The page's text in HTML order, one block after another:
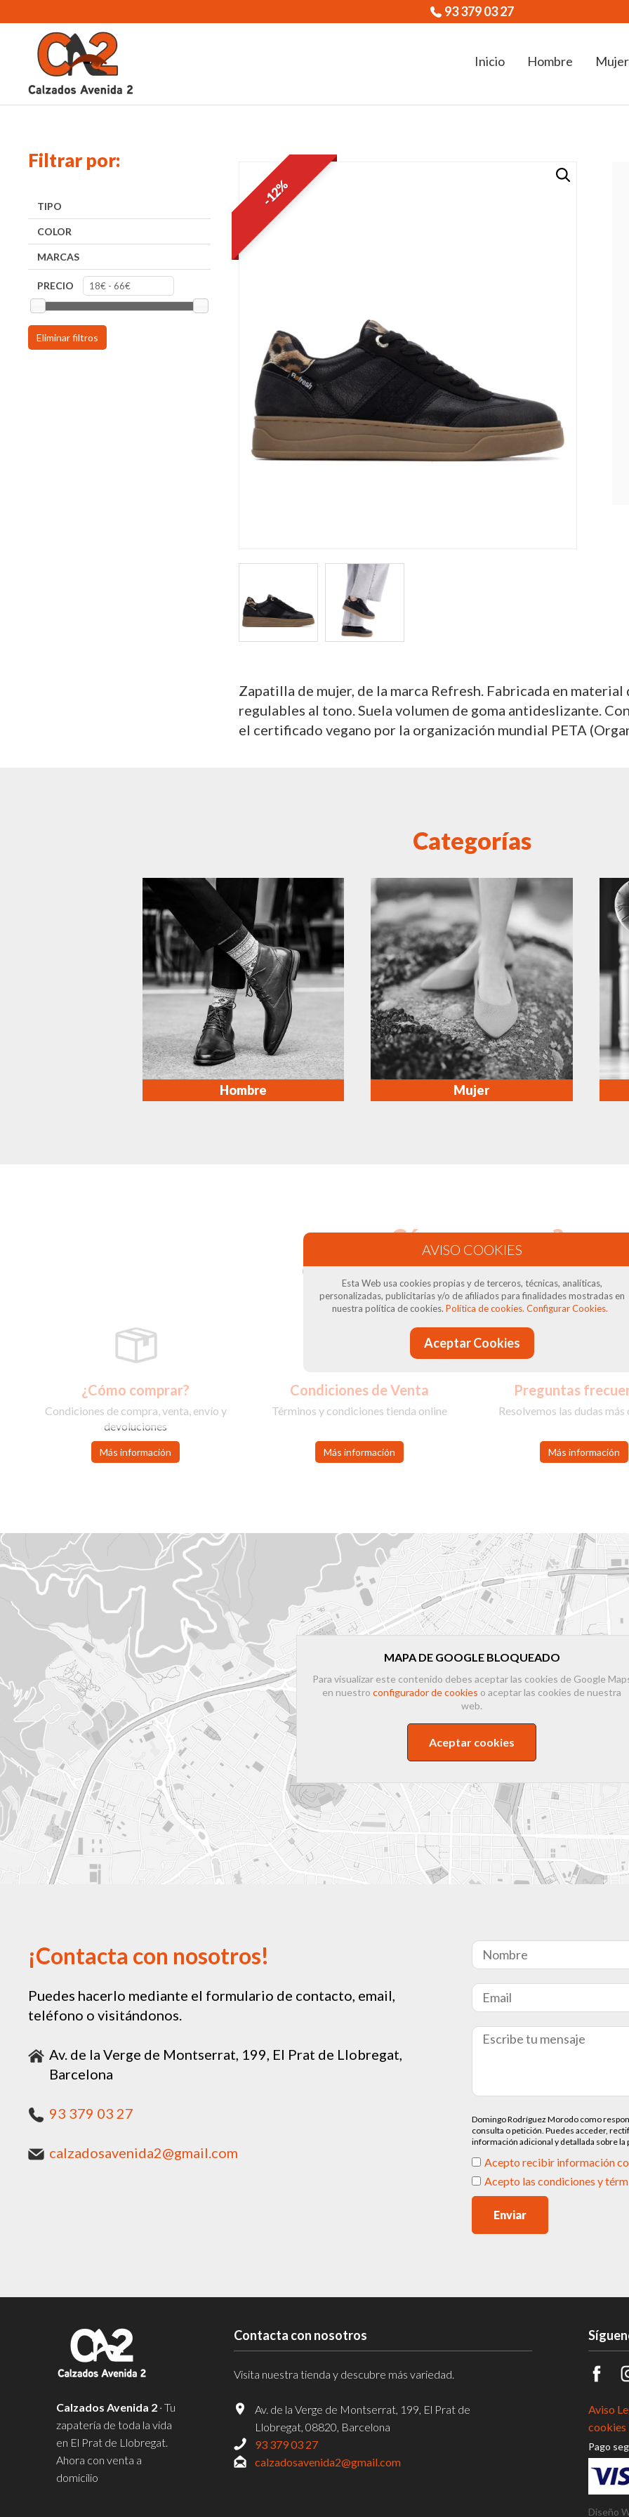
93 379 03 27
Inicio Hombre Mujer
Filtrar por:
TIPO
COLOR
MARCAS
PRECIO
Eliminar filtros
-12%
Zapatilla de mujer, de la marca Refresh. Fabricada en
regulables al tono. Suela volumen de goma antideslizante.
el certificado vegano por la organización mundial PETA
Categorías
Hombre Mujer
¿Cómo comprar?
Compra en Calzados Avenida 2 con total
¿Cómo comprar?
Condiciones de compra, venta, envío y
devoluciones
Más información
Condiciones de Venta
Términos y condiciones tienda online
Más información
Preguntas
Resolvemos las dudas más
Más información
MAPA DE GOOGLE BLOQUEADO
Para visualizar este contenido debes aceptar las cookies de Google
en nuestro configurador de cookies o aceptar las cookies de nuestra
web.
Aceptar cookies
¡Contacta con nosotros!
Puedes hacerlo mediante el formulario de contacto, email,
teléfono o visitándonos.
Av. de la Verge de Montserrat, 199, El Prat de Llobregat,
Barcelona
93 379 03 27
calzadosavenida2@gmail.com
Domingo Rodríguez Morodo como
consulta o petición. Puedes acceder,
información adicional y detallada sobre
Acepto recibir información
Acepto las condiciones y
Enviar
Calzados Avenida 2 · Tu
zapatería de toda la vida
en El Prat de Llobregat.
Ahora con venta a
domicilio
Contacta con nosotros
Visita nuestra tienda y descubre más variedad.
Av. de la Verge de Montserrat, 199, El Prat de
Llobregat, 08820, Barcelona
93 379 03 27
calzadosavenida2@gmail.com
Aviso
cookies
Pago
Diseño
Esta Web usa cookies propias y de terceros, técnicas, analíticas,
personalizadas, publicitarias y/o de afiliados para finalidades mostradas en
nuestra política de cookies. Política de cookies. Configurar Cookies.
Aceptar Cookies